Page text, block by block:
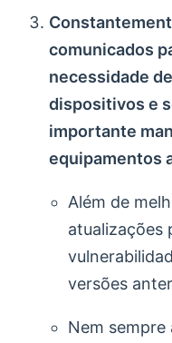
comunicados
necessidade
dispositivos e
importante
equipamentos
Além de
atualizações
versões
Nem sempre